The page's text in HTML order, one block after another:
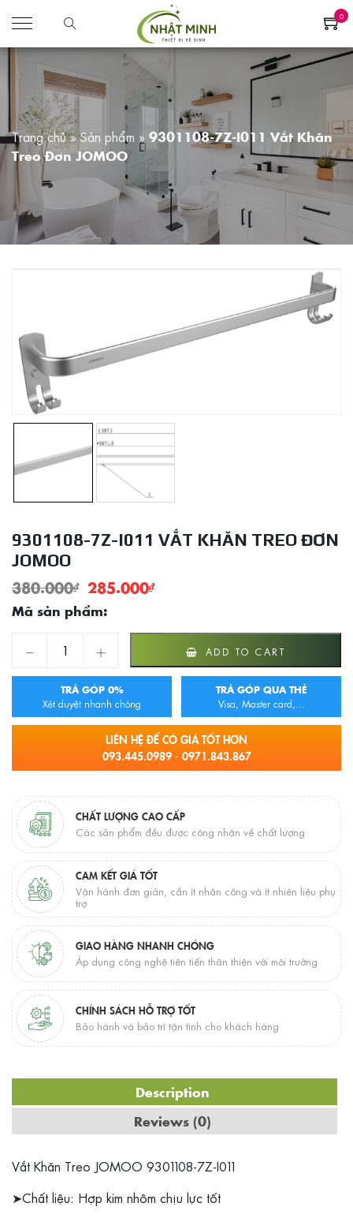
0
Trang chủ»Sản phẩm » 9301108-7Z-I011 Vắt Khăn
Treo Đơn JOMOO
9301108-7Z-I011 VẮT KHĂN TREO ĐƠN
JOMOO
380.000₫ 285.000₫
Mã sản phẩm:
9301108-7Z-I011 Vắt Khăn Treo Đơn JOMOO quantity
ADD TO CART
TRẢ GÓP 0%
Xét duyệt nhanh chóng
TRẢ GÓP QUA THẺ
Visa, Master card,...
LIÊN HỆ ĐỂ CÓ GIÁ TỐT HƠN
093.445.0989 - 0971.843.867
CHẤT LƯỢNG CAO CẤP
Các sản phẩm đều được công nhận về chất lượng
CAM KẾT GIÁ TỐT
Vận hành đơn giản, cần ít nhân công và ít nhiên liệu phụ
trợ
GIAO HÀNG NHANH CHÓNG
Áp dụng công nghệ tiên tiến thân thiện với môi trường
CHÍNH SÁCH HỖ TRỢ TỐT
Bảo hành và bảo trì tận tình cho khách hàng
Description
Reviews (0)
Vắt Khăn Treo JOMOO 9301108-7Z-I011
➤Chất liệu: Hợp kim nhôm chịu lực tốt